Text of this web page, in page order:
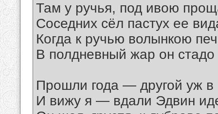
Там у ручья, под ивою
Соседних сёл пастух ее
Когда к ручью волынкою
В полдневный жар он
Прошли года — другой уж в
И вижу я — вдали Эдвин